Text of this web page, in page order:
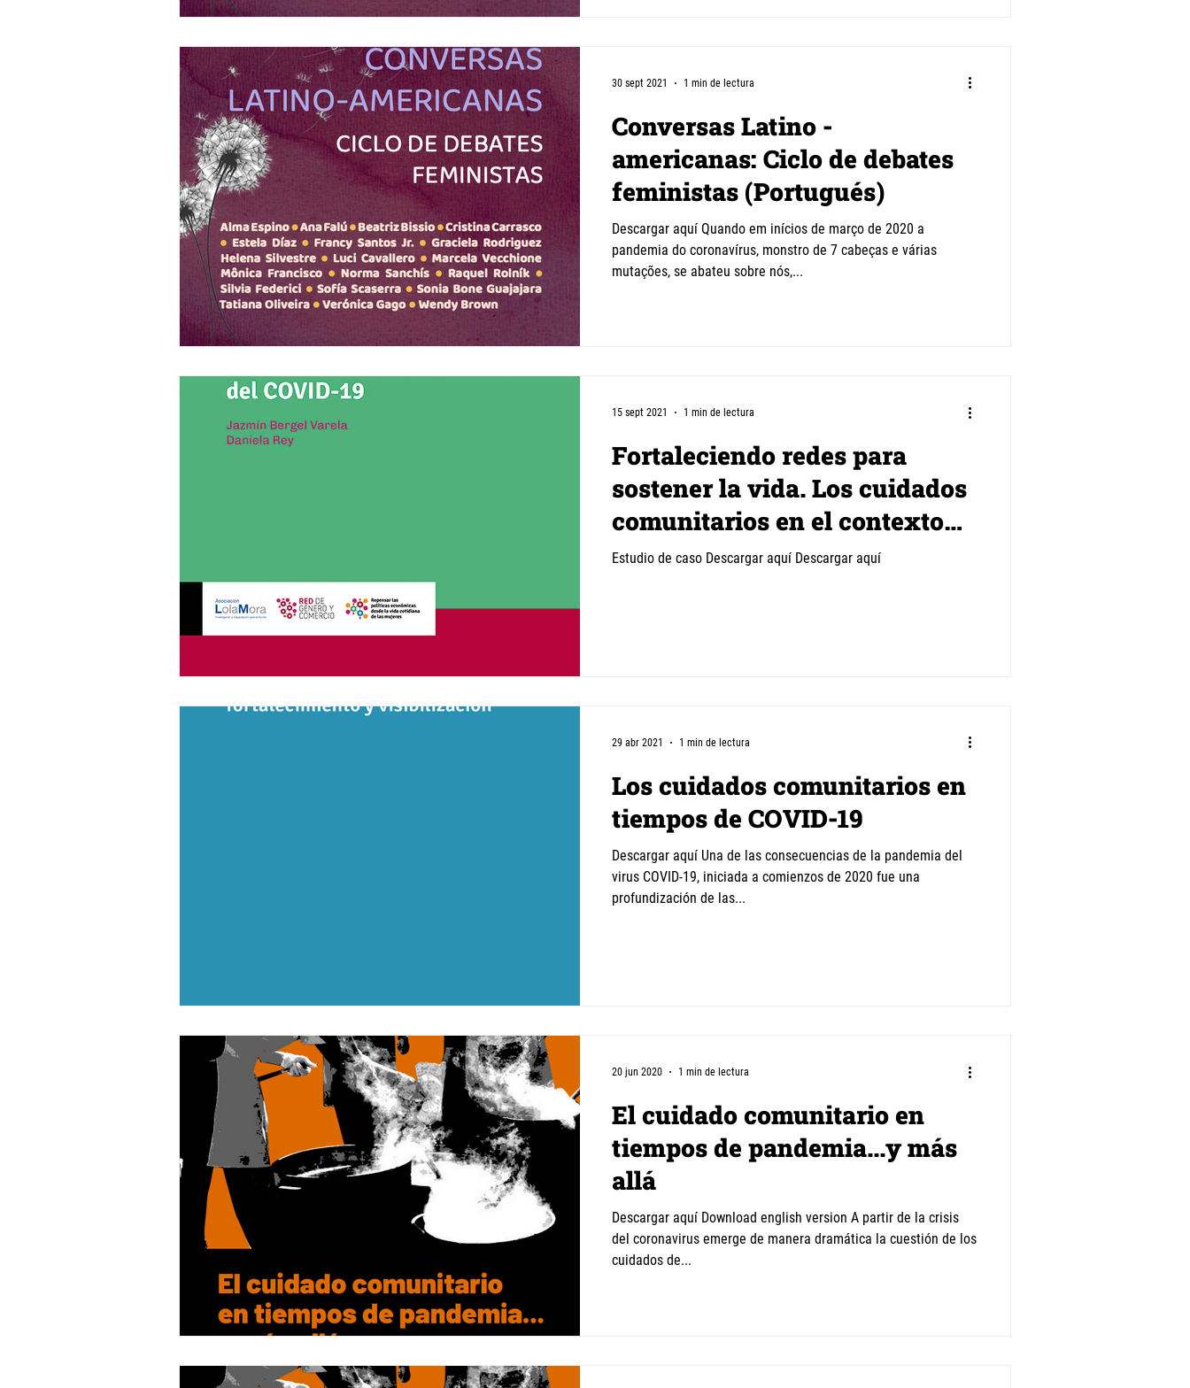
Conversas Latino -
americanas: Ciclo de debates
feministas (Portugués)
Descargar aquí Quando em inícios de março de 2020 a
pandemia do coronavírus, monstro de 7 cabeças e várias
mutações, se abateu sobre nós,...
30 sept 2021 1 min de lectura
Fortaleciendo redes para
sostener la vida. Los cuidados
comunitarios en el contexto
del COVID-19
Estudio de caso Descargar aquí Descargar aquí
15 sept 2021 1 min de lectura
Los cuidados comunitarios en
tiempos de COVID-19
Descargar aquí Una de las consecuencias de la pandemia del
virus COVID-19, iniciada a comienzos de 2020 fue una
profundización de las...
29 abr 2021 1 min de lectura
El cuidado comunitario en
tiempos de pandemia...y más
allá
Descargar aquí Download english version A partir de la crisis
del coronavirus emerge de manera dramática la cuestión de los
cuidados de...
20 jun 2020 1 min de lectura